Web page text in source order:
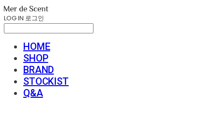
LOG IN 로그인
HOME
SHOP
BRAND
STOCKIST
Q&A